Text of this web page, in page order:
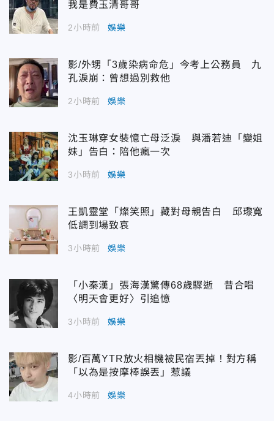
我是費玉清哥哥
2小時前 娛樂
影/外甥「3歲染病命危」今考上公務員 九
孔淚崩：曾想過別救他
2小時前 娛樂
沈玉琳穿女裝憶亡母泛淚 與潘若迪「變姐
妹」告白：陪他瘋一次
3小時前 娛樂
王凱靈堂「燦笑照」藏對母親告白 邱瓈寬
低調到場致哀
3小時前 娛樂
「小秦漢」張海漢驚傳68歲驟逝 昔合唱
〈明天會更好〉引追憶
3小時前 娛樂
影/百萬YTR放火相機被民宿丟掉！對方稱
「以為是按摩棒誤丟」惹議
4小時前 娛樂